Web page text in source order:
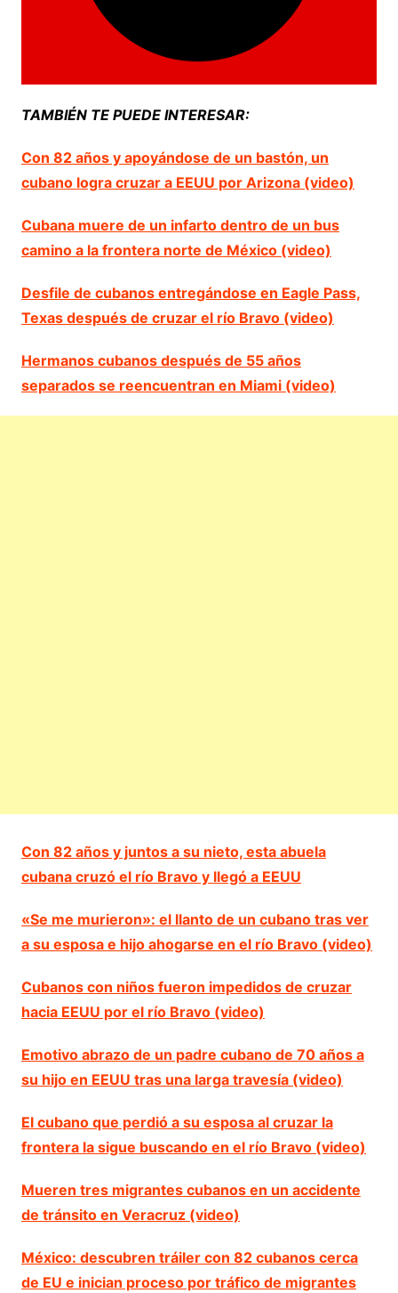
TAMBIÉN TE PUEDE INTERESAR:
Con 82 años y apoyándose de un bastón, un
cubano logra cruzar a EEUU por Arizona (video)
Cubana muere de un infarto dentro de un bus
camino a la frontera norte de México (video)
Desfile de cubanos entregándose en Eagle Pass,
Texas después de cruzar el río Bravo (video)
Hermanos cubanos después de 55 años
separados se reencuentran en Miami (video)
Con 82 años y juntos a su nieto, esta abuela
cubana cruzó el río Bravo y llegó a EEUU
«Se me murieron»: el llanto de un cubano tras ver
a su esposa e hijo ahogarse en el río Bravo (video)
Cubanos con niños fueron impedidos de cruzar
hacia EEUU por el río Bravo (video)
Emotivo abrazo de un padre cubano de 70 años a
su hijo en EEUU tras una larga travesía (video)
El cubano que perdió a su esposa al cruzar la
frontera la sigue buscando en el río Bravo (video)
Mueren tres migrantes cubanos en un accidente
de tránsito en Veracruz (video)
México: descubren tráiler con 82 cubanos cerca
de EU e inician proceso por tráfico de migrantes